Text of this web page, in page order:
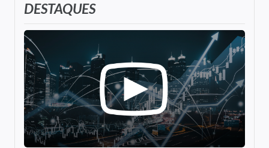
DESTAQUES